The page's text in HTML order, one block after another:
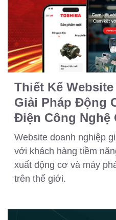
Thiết Kế
Giải Pháp Động
Điện Công Nghệ
Website doanh nghiệp
với khách hàng tiềm
xuất động cơ và máy
trên thế giới.